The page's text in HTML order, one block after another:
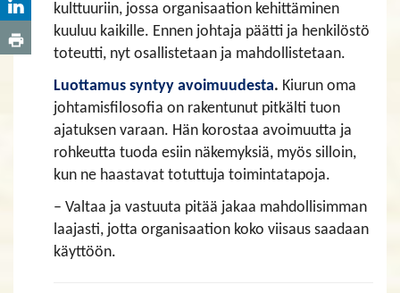
kulttuuriin, jossa organisaation kehittäminen
kuuluu kaikille. Ennen johtaja päätti ja henkilöstö
toteutti, nyt osallistetaan ja mahdollistetaan.
Luottamus syntyy avoimuudesta. Kiurun oma
johtamisfilosofia on rakentunut pitkälti tuon
ajatuksen varaan. Hän korostaa avoimuutta ja
rohkeutta tuoda esiin näkemyksiä, myös silloin,
kun ne haastavat totuttuja toimintatapoja.
– Valtaa ja vastuuta pitää jakaa mahdollisimman
laajasti, jotta organisaation koko viisaus saadaan
käyttöön.